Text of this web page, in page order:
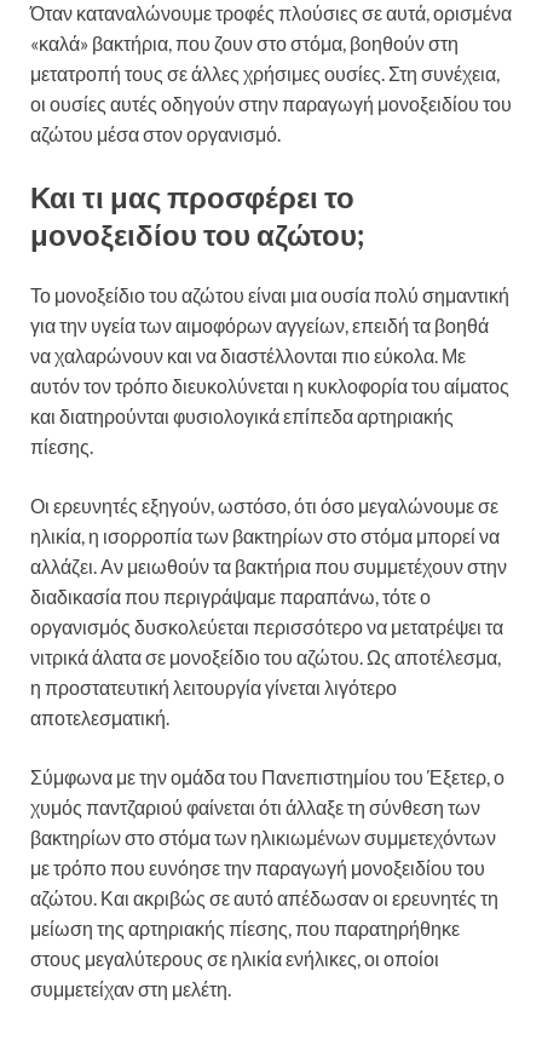
Όταν καταναλώνουμε τροφές πλούσιες σε αυτά, ορισμένα
«καλά» βακτήρια, που ζουν στο στόμα, βοηθούν στη
μετατροπή τους σε άλλες χρήσιμες ουσίες. Στη συνέχεια,
οι ουσίες αυτές οδηγούν στην παραγωγή μονοξειδίου του
αζώτου μέσα στον οργανισμό.
Και τι μας προσφέρει το
μονοξειδίου του αζώτου;
Το μονοξείδιο του αζώτου είναι μια ουσία πολύ σημαντική
για την υγεία των αιμοφόρων αγγείων, επειδή τα βοηθά
να χαλαρώνουν και να διαστέλλονται πιο εύκολα. Με
αυτόν τον τρόπο διευκολύνεται η κυκλοφορία του αίματος
και διατηρούνται φυσιολογικά επίπεδα αρτηριακής
πίεσης.
Οι ερευνητές εξηγούν, ωστόσο, ότι όσο μεγαλώνουμε σε
ηλικία, η ισορροπία των βακτηρίων στο στόμα μπορεί να
αλλάζει. Αν μειωθούν τα βακτήρια που συμμετέχουν στην
διαδικασία που περιγράψαμε παραπάνω, τότε ο
οργανισμός δυσκολεύεται περισσότερο να μετατρέψει τα
νιτρικά άλατα σε μονοξείδιο του αζώτου. Ως αποτέλεσμα,
η προστατευτική λειτουργία γίνεται λιγότερο
αποτελεσματική.
Σύμφωνα με την ομάδα του Πανεπιστημίου του Έξετερ, ο
χυμός παντζαριού φαίνεται ότι άλλαξε τη σύνθεση των
βακτηρίων στο στόμα των ηλικιωμένων συμμετεχόντων
με τρόπο που ευνόησε την παραγωγή μονοξειδίου του
αζώτου. Και ακριβώς σε αυτό απέδωσαν οι ερευνητές τη
μείωση της αρτηριακής πίεσης, που παρατηρήθηκε
στους μεγαλύτερους σε ηλικία ενήλικες, οι οποίοι
συμμετείχαν στη μελέτη.